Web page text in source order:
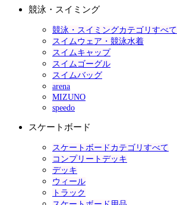
競泳・スイミング
競泳・スイミングカテゴリすべて
スイムウェア・競泳水着
スイムキャップ
スイムゴーグル
スイムバッグ
arena
MIZUNO
speedo
スケートボード
スケートボードカテゴリすべて
コンプリートデッキ
デッキ
ウィール
トラック